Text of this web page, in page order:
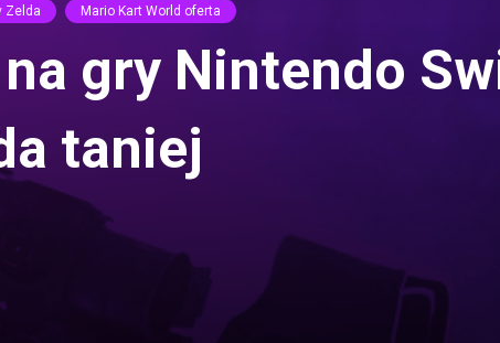
Zelda Mario Kart World oferta
gry Nintendo
taniej